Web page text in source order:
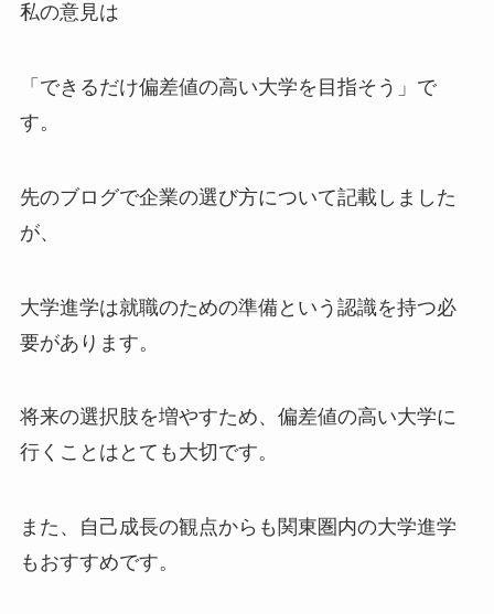
私の意見は
「できるだけ偏差値の高い大学を目指そう」で
す。
先のブログで企業の選び方について記載しました
が、
大学進学は就職のための準備という認識を持つ必
要があります。
将来の選択肢を増やすため、偏差値の高い大学に
行くことはとても大切です。
また、自己成長の観点からも関東圏内の大学進学
もおすすめです。